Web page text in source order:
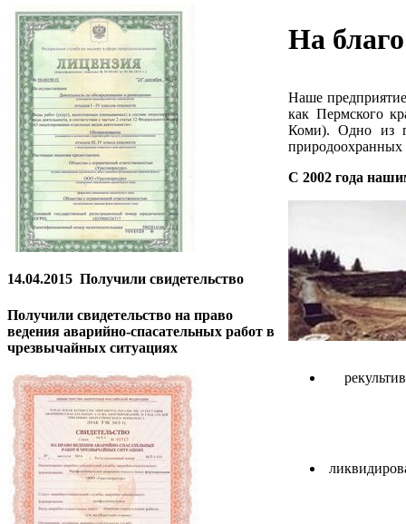
14.04.2015 Получили свидетельство
Получили свидетельство на право
ведения аварийно-спасательных работ в
чрезвычайных ситуациях
На
Наше
как Пермского
Коми). Одно из
природоохранных
С 2002 года